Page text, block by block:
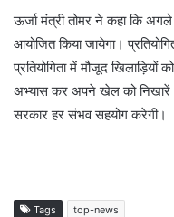
ऊर्जा मंत्री तोमर ने कहा कि
आयोजित किया जायेगा।
प्रतियोगिता में मौजूद
अभ्यास कर अपने खेल को निखारें।
सरकार हर संभव सहयोग करेगी।
Tags top-news